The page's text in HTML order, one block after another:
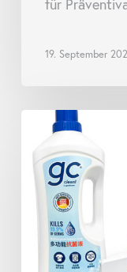
19. September
goodscare
launcht
eine
neue
Reihe